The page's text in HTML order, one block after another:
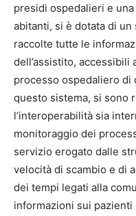
presidi ospedalieri e
abitanti, si è dotata di
raccolte tutte le
dell’assistito,
processo ospedaliero di
questo sistema, si sono
l’interoperabilità sia
monitoraggio dei
servizio erogato dalle
velocità di scambio e di
dei tempi legati alla
informazioni sui